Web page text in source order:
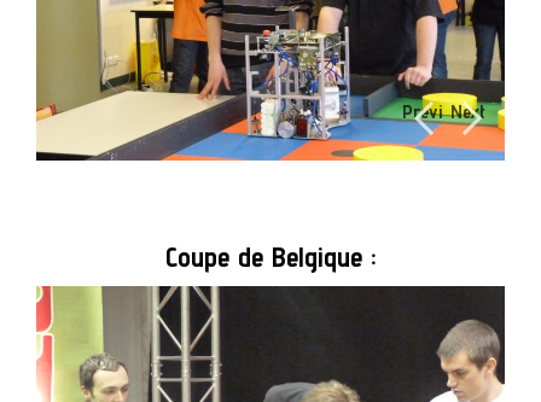
Previ
ous
Next
Coupe de Belgique :